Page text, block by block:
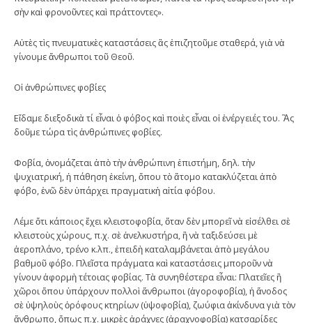
σὴν καὶ φρονοῦντες καὶ πράττοντες».
Αὐτὲς τὶς πνευματικὲς καταστάσεις ἂς ἐπιζητοῦμε σταθερά, γιὰ νὰ
γίνουμε ἄνθρωποι τοῦ Θεοῦ.
Οἱ ἀνθρώπινες φοβίες
Εἴδαμε διεξοδικὰ τί εἶναι ὁ φόβος καὶ ποιὲς εἶναι οἱ ἐνέργειές του. Ἂς
δοῦμε τώρα τὶς ἀνθρώπινες φοβίες.
Φοβία, ὀνομάζεται ἀπὸ τὴν ἀνθρώπινη ἐπιστήμη, δηλ. τὴν
ψυχιατρική, ἡ πάθηση ἐκείνη, ὅπου τὸ ἄτομο κατακλύζεται ἀπὸ
φόβο, ἐνῶ δὲν ὑπάρχει πραγματικὴ αἰτία φόβου.
Λέμε ὅτι κάποιος ἔχει κλειστοφοβία, ὅταν δὲν μπορεῖ νὰ εἰσέλθει σὲ
κλειστοὺς χώρους, π.χ. σὲ ἀνελκυστήρα, ἢ νὰ ταξιδεύσει μὲ
ἀεροπλάνο, τρένο κ.λπ., ἐπειδὴ καταλαμβάνεται ἀπὸ μεγάλου
βαθμοῦ φόβο. Πλεῖστα πράγματα καὶ καταστάσεις μποροῦν νὰ
γίνουν ἀφορμὴ τέτοιας φοβίας. Τὰ συνηθέστερα εἶναι: Πλατεῖες ἢ
χῶροι ὅπου ὑπάρχουν πολλοὶ ἄνθρωποι (ἀγοροφοβία), ἡ ἄνοδος
σὲ ὑψηλοὺς ὀρόφους κτηρίων (ὑψοφοβία), ζωύφια ἀκίνδυνα γιὰ τὸν
ἄνθρωπο, ὅπως π.χ. μικρὲς ἀράχνες (ἀραχνοφοβία) κατσαρίδες